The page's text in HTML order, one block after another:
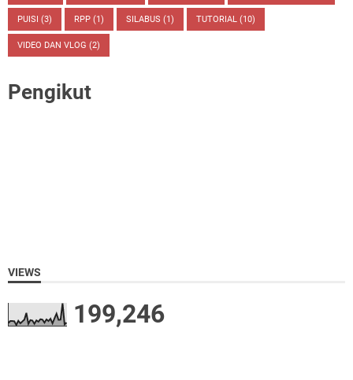
PUISI (3) RPP (1) SILABUS (1) TUTORIAL (10)
VIDEO DAN VLOG (2)
Pengikut
VIEWS
199,246